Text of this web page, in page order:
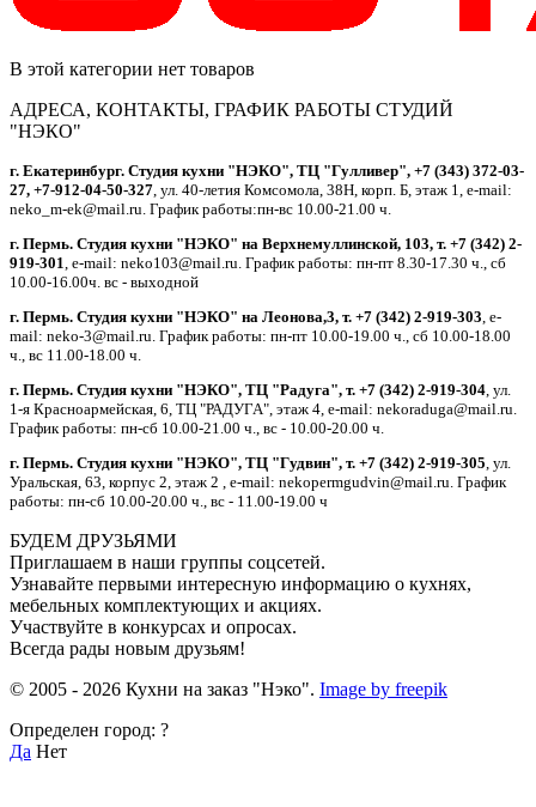
В этой категории нет товаров
АДРЕСА, КОНТАКТЫ, ГРАФИК РАБОТЫ СТУДИЙ
"НЭКО"
г. Екатеринбург. Студия кухни "НЭКО", ТЦ "Гулливер", +7 (343) 372-03-
27, +7-912-04-50-327 , ул. 40-летия Комсомола, 38Н, корп. Б, этаж 1, e-mail:
neko_m-ek@mail.ru. График работы:пн-вс 10.00-21.00 ч.
г. Пермь. Студия кухни "НЭКО" на Верхнемуллинской, 103, т. +7 (342) 2-
919-301 , e-mail: neko103@mail.ru. График работы: пн-пт 8.30-17.30 ч., сб
10.00-16.00ч. вс - выходной
г. Пермь. Студия кухни "НЭКО" на Леонова,3, т. +7 (342) 2-919-303 , e-
mail: neko-3@mail.ru. График работы: пн-пт 10.00-19.00 ч., сб 10.00-18.00
ч., вс 11.00-18.00 ч.
г. Пермь. Студия кухни "НЭКО", ТЦ "Радуга", т. +7 (342) 2-919-304 , ул.
1-я Красноармейская, 6, ТЦ "РАДУГА", этаж 4, e-mail: nekoraduga@mail.ru.
График работы: пн-cб 10.00-21.00 ч., вс - 10.00-20.00 ч.
г. Пермь. Студия кухни "НЭКО", ТЦ "Гудвин", т. +7 (342) 2-919-305 , ул.
Уральская, 63, корпус 2, этаж 2 , e-mail: nekopermgudvin@mail.ru. График
работы: пн-cб 10.00-20.00 ч., вс - 11.00-19.00 ч
БУДЕМ ДРУЗЬЯМИ
Приглашаем в наши группы соцсетей.
Узнавайте первыми интересную информацию о кухнях,
мебельных комплектующих и акциях.
Участвуйте в конкурсах и опросах.
Всегда рады новым друзьям!
© 2005 - 2026 Кухни на заказ "Нэко". Image by freepik
Определен город: ?
Да Нет